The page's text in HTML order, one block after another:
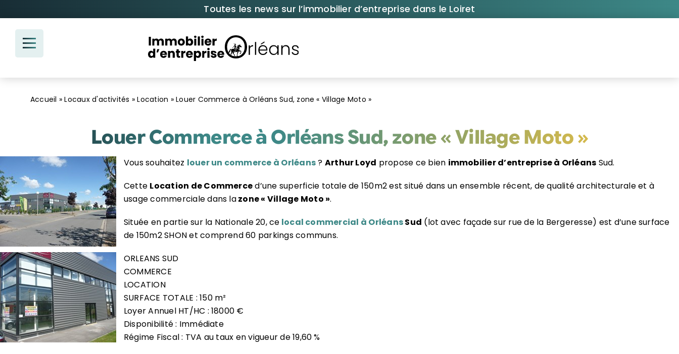
au
contenu
Toutes les news sur l’immobilier d’entreprise dans le Loiret
Accueil »Locaux d'activités »Location »Louer Commerce à Orléans Sud, zone « Village Moto »
Louer Commerce à Orléans Sud, zone « Village Moto »
Vous souhaitez louer un commerce à Orléans? Arthur Loyd propose ce bien immobilier d’entreprise à Orléans Sud.
Cette Location de Commerced’une superficie totale de 150m2 est situé dans un ensemble récent, de qualité architecturale et à
usage commerciale dans lazone « Village Moto ».
Située en partie sur la Nationale 20, ce local commercial à OrléansSud (lot avec façade sur rue de la Bergeresse) est d’une surface
de 150m2 SHON et comprend 60 parkings communs.
ORLEANS SUD
COMMERCE
LOCATION
SURFACE TOTALE : 150 m²
Loyer Annuel HT/HC : 18000 €
Disponibilité : Immédiate
Régime Fiscal : TVA au taux en vigueur de 19,60 %